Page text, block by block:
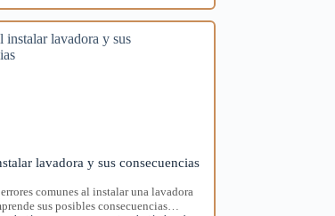
lavadora y sus consecuencias
comunes al instalar una lavadora
sus posibles consecuencias…